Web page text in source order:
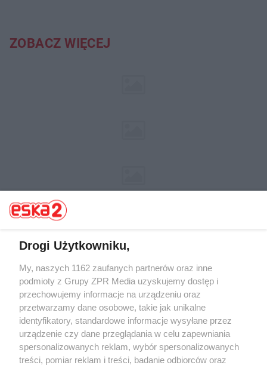
ZOBACZ WIĘCEJ
Żaden utwór zamieszczony w serwisie nie może być powielany i
rozpowszechniany lub dalej rozpowszechniany w jakikolwiek sposób (w
tym także elektroniczny lub mechaniczny) na jakimkolwiek polu
eksploatacji w jakiejkolwiek formie, włącznie z umieszczaniem w
Internecie bez pisemnej zgody właściciela praw. Jakiekolwiek użycie lub
wykorzystanie utworów w całości lub w części z naruszeniem prawa,
tzn. bez właściwej zgody, jest zabronione pod groźbą kary i może być
ścigane prawnie.
Drogi Użytkowniku,
My, naszych 1162 zaufanych partnerów oraz inne
podmioty z Grupy ZPR Media uzyskujemy dostęp i
przechowujemy informacje na urządzeniu oraz
przetwarzamy dane osobowe, takie jak unikalne
identyfikatory, standardowe informacje wysyłane przez
urządzenie czy dane przeglądania w celu zapewniania
spersonalizowanych reklam, wybór spersonalizowanych
treści, pomiar reklam i treści, badanie odbiorców oraz